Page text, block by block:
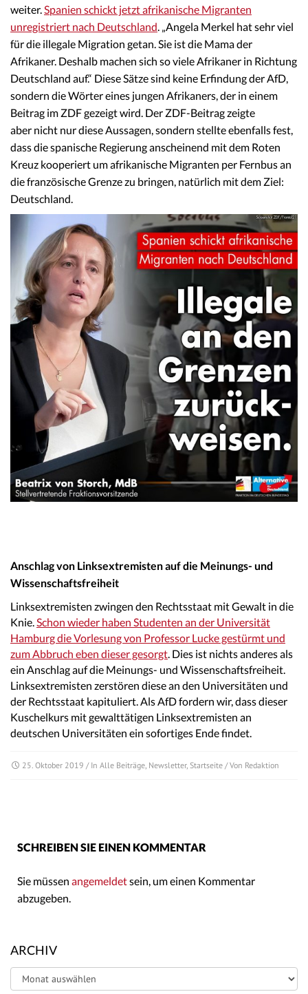
weiter.Spanien schickt jetzt afrikanische Migranten
unregistriert nach Deutschland. „Angela Merkel hat sehr viel
für die illegale Migration getan. Sie ist die Mama der
Afrikaner. Deshalb machen sich so viele Afrikaner in Richtung
Deutschland auf.“ Diese Sätze sind keine Erfindung der AfD,
sondern die Wörter eines jungen Afrikaners, der in einem
Beitrag im ZDF gezeigt wird. Der ZDF-Beitrag zeigte
aber nicht nur diese Aussagen, sondern stellte ebenfalls fest,
dass die spanische Regierung anscheinend mit dem Roten
Kreuz kooperiert um afrikanische Migranten per Fernbus an
die französische Grenze zu bringen, natürlich mit dem Ziel:
Deutschland.
Anschlag von Linksextremistenauf die Meinungs- und
Wissenschaftsfreiheit
Linksextremisten zwingen den Rechtsstaat mit Gewalt in die
Knie.Schon wieder haben Studenten an der Universität
Hamburg die Vorlesung von Professor Lucke gestürmt und
zum Abbruch eben dieser gesorgt. Dies ist nichts anderes als
ein Anschlag auf die Meinungs- und Wissenschaftsfreiheit.
Linksextremisten zerstören diese an den Universitäten und
der Rechtsstaat kapituliert. Als AfD fordern wir, dass dieser
Kuschelkurs mit gewalttätigen Linksextremisten an
deutschen Universitäten ein sofortiges Ende findet.
25. Oktober 2019 / In Alle Beiträge, Newsletter, Startseite / Von Redaktion
SCHREIBEN SIE EINEN KOMMENTAR
Sie müssen angemeldetsein, um einen Kommentar
abzugeben.
ARCHIV
Archiv